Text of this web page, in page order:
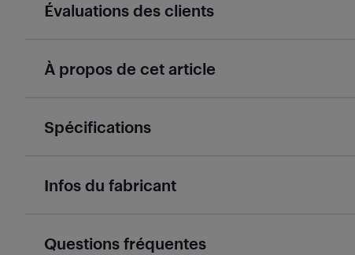
Évaluations des clients
À propos de cet article
Spécifications
Infos du fabricant
Questions fréquentes